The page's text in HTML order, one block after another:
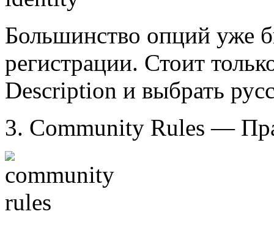
Большинство опций уже
регистрации. Стоит
Description и выбрать
3. Community Rules —